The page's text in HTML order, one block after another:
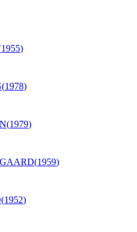
1955)
(1978)
(1979)
(1959)
(1952)